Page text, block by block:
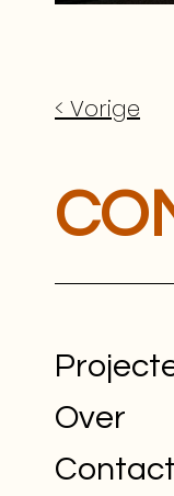
< Vorige
Over
Contact